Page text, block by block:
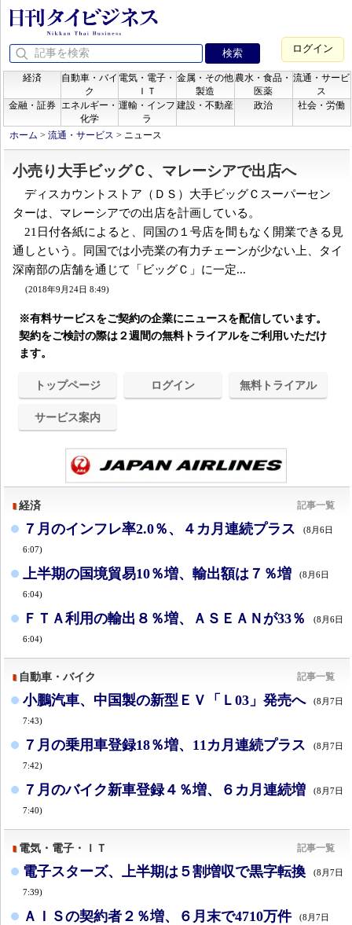
ログイン
経済
自動車・バイ
ク
電気・電子・
ＩＴ
金属・その他
製造
農水・食品・
医薬
流通・サービ
ス
金融・証券
エネルギー・
化学
運輸・インフ
ラ
建設・不動産 政治 社会・労働
ホーム > 流通・サービス > ニュース
小売り大手ビッグＣ、マレーシアで出店へ
ディスカウントストア（ＤＳ）大手ビッグＣスーパーセン
ターは、マレーシアでの出店を計画している。
21日付各紙によると、同国の１号店を間もなく開業できる見
通しという。同国では小売業の有力チェーンが少ない上、タイ
深南部の店舗を通じて「ビッグＣ」に一定...
(2018年9月24日 8:49)
※有料サービスをご契約の企業にニュースを配信しています。
契約をご検討の際は２週間の無料トライアルをご利用いただけ
ます。
トップページ ログイン 無料トライアル
サービス案内
経済 記事一覧
７月のインフレ率2.0％、４カ月連続プラス (8月6日
6:07)
上半期の国境貿易10％増、輸出額は７％増 (8月6日
6:04)
ＦＴＡ利用の輸出８％増、ＡＳＥＡＮが33％ (8月6日
6:04)
自動車・バイク 記事一覧
小鵬汽車、中国製の新型ＥＶ「Ｌ03」発売へ (8月7日
7:43)
７月の乗用車登録18％増、11カ月連続プラス (8月7日
7:42)
７月のバイク新車登録４％増、６カ月連続増 (8月7日
7:40)
電気・電子・ＩＴ 記事一覧
電子スターズ、上半期は５割増収で黒字転換 (8月7日
7:39)
ＡＩＳの契約者２％増、６月末で4710万件 (8月7日